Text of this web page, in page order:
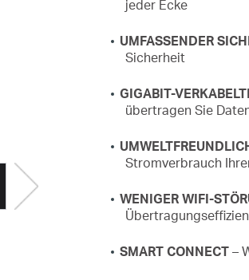
jeder Ecke
UMFASSENDER
Sicherheit
GIGABIT-
übertragen Sie
Stromverbrauch
WENIGER WIFI-
SMART CONNECT–